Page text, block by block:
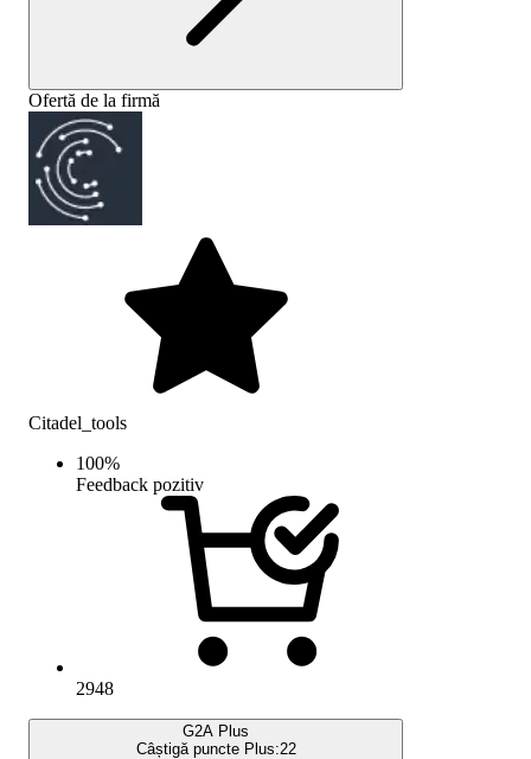
Ofertă de la firmă
Citadel_tools
100%
Feedback pozitiv
2948
G2A Plus
Câștigă puncte Plus:22